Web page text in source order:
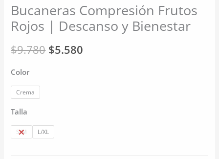
Bucaneras Compresión Frutos
Rojos | Descanso y Bienestar
$9.780 El
$9.780.
$5.580
Color
Crema
Talla
S/M L/XL